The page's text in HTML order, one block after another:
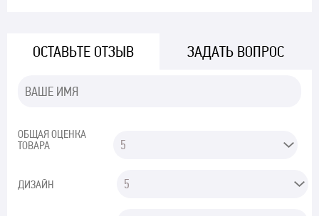
ОСТАВЬТЕ ОТЗЫВ ЗАДАТЬ ВОПРОС
ОБЩАЯ ОЦЕНКА
ТОВАРА
ДИЗАЙН